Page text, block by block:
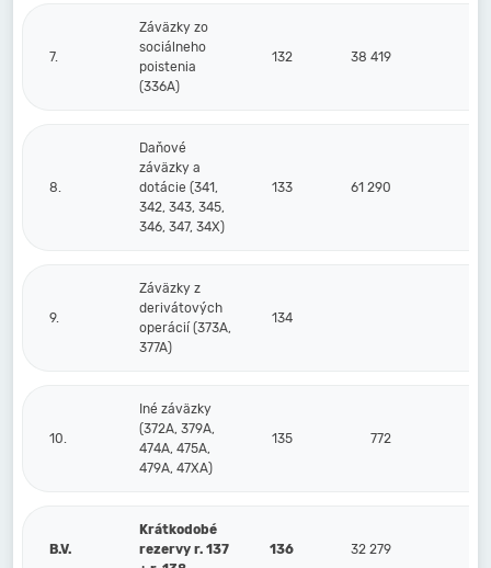
7.
Záväzky zo
sociálneho
poistenia
(336A)
132 38 419
8.
Daňové
záväzky a
dotácie (341,
342, 343, 345,
346, 347, 34X)
133 61 290
9.
Záväzky z
derivátových
operácií (373A,
377A)
134
10.
Iné záväzky
(372A, 379A,
474A, 475A,
479A, 47XA)
135 772
B.V.
Krátkodobé
rezervy r. 137
136 32 279